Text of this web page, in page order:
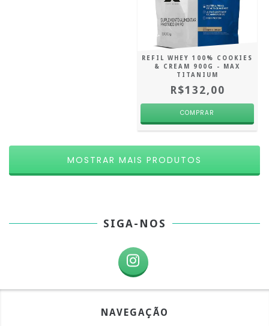
REFIL WHEY 100% COOKIES
& CREAM 900G - MAX
TITANIUM
R$132,00
MOSTRAR MAIS PRODUTOS
SIGA-NOS
NAVEGAÇÃO